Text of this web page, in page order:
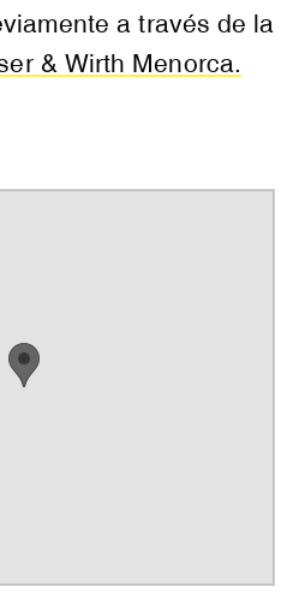
a través de la
& Wirth Menorca.